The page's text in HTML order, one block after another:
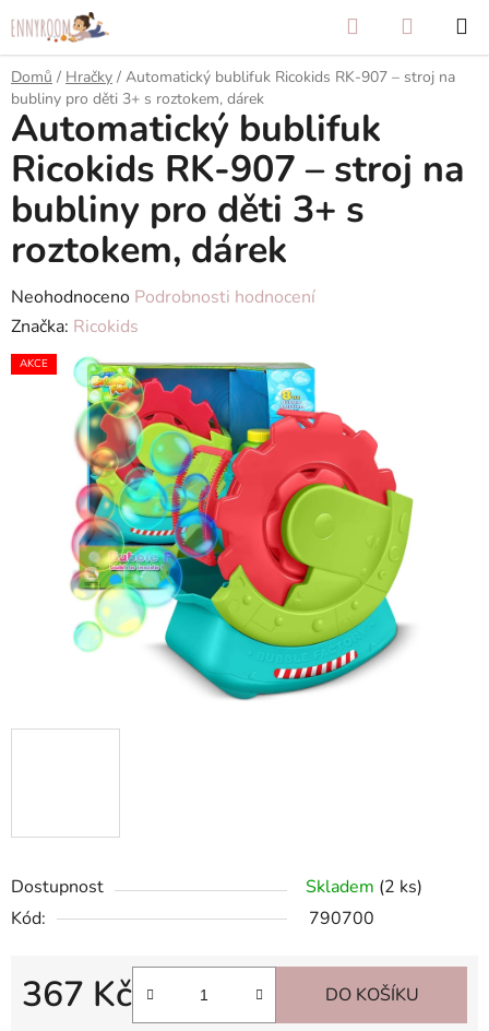
na
obsah
Hledat
KOŠÍK
Domů / Hračky / Automatický bublifuk Ricokids RK-907 – stroj na
bubliny pro děti 3+ s roztokem, dárek
Dostupnost Skladem (2 ks)
Kód:
790700
367 Kč DO KOŠÍKU
Automatický bublifuk
Ricokids RK-907 – stroj na
bubliny pro děti 3+ s
roztokem, dárek
Průměrné
hodnocení
produktu
hvězdiček.
Neohodnoceno Podrobnosti hodnocení
Značka: Ricokids
AKCE